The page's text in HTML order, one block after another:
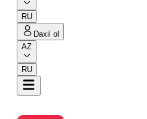
RU
Daxil ol
AZ
RU